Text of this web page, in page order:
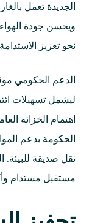
الجديدة تعمل
ويحسن جودة
نحو تعزيز
الدعم الحكومي
ليشمل تسهيلات
اهتمام الخزانة
الحكومة بدعم
نقل صديقة للبيئة.
مستقبل مستدام